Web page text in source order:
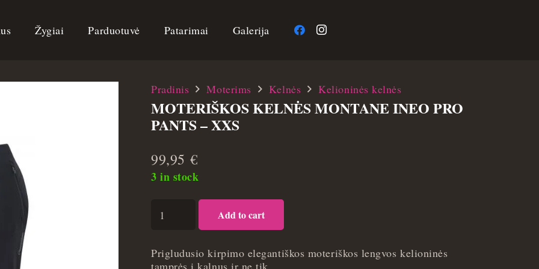
Žygiai Parduotuvė Patarimai Galerija
Pradinis Moterims Kelnės Kelioninės kelnės
MOTERIŠKOS KELNĖS MONTANE INEO PRO
PANTS – XXS
99,95€
3 in stock
Moteriškos
kelnės
Pro
Add to cart
Prigludusio kirpimo elegantiškos moteriškos lengvos kelioninės
tamprės į kalnus ir ne tik.